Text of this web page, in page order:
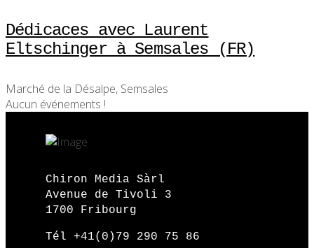
Dédicaces avec Laurent
Eltschinger à Semsales (FR)
Marché de la Désalpe, Semsales
Aucun événements !
Chiron Media Sàrl
Avenue de Tivoli 3
1700 Fribourg
Tél +41(0)79 290 75 86